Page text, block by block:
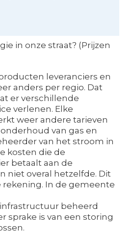
in onze straat? (Prijzen
leveranciers en
anders per regio. Dat
er verschillende
verlenen. Elke
weer andere tarieven
van gas en
van het stroom in
kosten die de
betaalt aan de
niet overal hetzelfde. Dit
rekening. In de gemeente
beheerd
sprake is van een storing